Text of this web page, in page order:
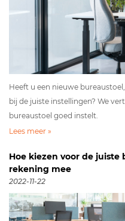
Heeft u een nieuwe
bij de juiste instellingen? We
bureaustoel goed instelt.
Lees meer »
Hoe kiezen voor de juiste
rekening mee
2022-11-22